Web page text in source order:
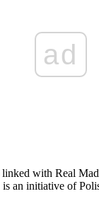
ad
with Real
is an initiative of